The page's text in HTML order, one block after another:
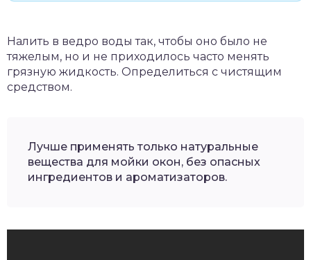
Налить в ведро воды так, чтобы оно было не
тяжелым, но и не приходилось часто менять
грязную жидкость. Определиться с чистящим
средством.
Лучше применять только натуральные
вещества для мойки окон, без опасных
ингредиентов и ароматизаторов.